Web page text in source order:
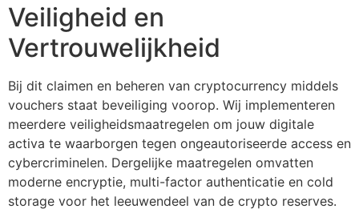
Veiligheid en
Vertrouwelijkheid
Bij dit claimen en beheren van cryptocurrency middels
vouchers staat beveiliging voorop. Wij implementeren
meerdere veiligheidsmaatregelen om jouw digitale
activa te waarborgen tegen ongeautoriseerde access en
cybercriminelen. Dergelijke maatregelen omvatten
moderne encryptie, multi-factor authenticatie en cold
storage voor het leeuwendeel van de crypto reserves.